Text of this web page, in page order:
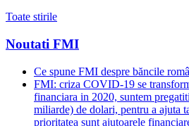
Toate stirile
Noutati FMI
Ce spune FMI despre băncile
FMI: criza COVID-19 se
financiara in 2020, suntem
miliarde) de dolari, pentru a ajuta
prioritatea sunt ajutoarele